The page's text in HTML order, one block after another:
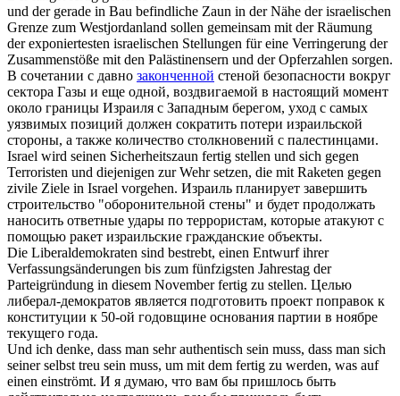
und der gerade in Bau befindliche Zaun in der Nähe der israelischen
Grenze zum Westjordanland sollen gemeinsam mit der Räumung
der exponiertesten israelischen Stellungen für eine Verringerung der
Zusammenstöße mit den Palästinensern und der Opferzahlen sorgen.
В сочетании с давно законченной стеной безопасности вокруг
сектора Газы и еще одной, воздвигаемой в настоящий момент
около границы Израиля с Западным берегом, уход с самых
уязвимых позиций должен сократить потери израильской
стороны, а также количество столкновений с палестинцами.
Israel wird seinen Sicherheitszaun fertig stellen und sich gegen
Terroristen und diejenigen zur Wehr setzen, die mit Raketen gegen
zivile Ziele in Israel vorgehen. Израиль планирует завершить
строительство "оборонительной стены" и будет продолжать
наносить ответные удары по террористам, которые атакуют с
помощью ракет израильские гражданские объекты.
Die Liberaldemokraten sind bestrebt, einen Entwurf ihrer
Verfassungsänderungen bis zum fünfzigsten Jahrestag der
Parteigründung in diesem Novemberfertig zu stellen. Целью
либерал-демократов является подготовить проект поправок к
конституции к 50-ой годовщине основания партии в ноябре
текущего года.
Und ich denke, dass man sehr authentisch sein muss, dass man sich
seiner selbst treu sein muss, um mit dem fertig zu werden, was auf
einen einströmt. И я думаю, что вам бы пришлось быть